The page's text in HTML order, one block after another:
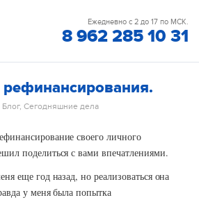
Ежедневно с 2 до 17 по МСК.
8 962 285 10 31
Блог, Сегодняшние дела
своего личного
поделиться с вами впечатлениями.
еще год назад, но реализоваться она
у меня была попытка